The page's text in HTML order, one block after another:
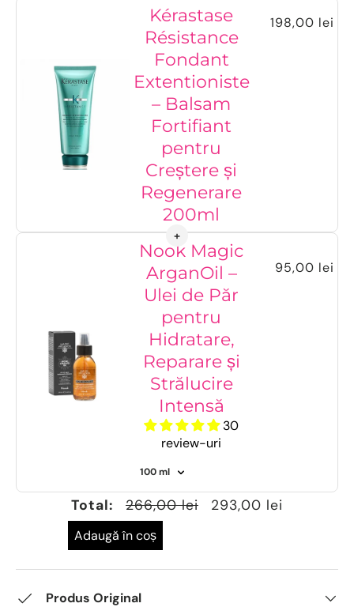
Kérastase
Résistance
Fondant
Extentioniste
– Balsam
Fortifiant
pentru
Creștere și
Regenerare
200ml
198,00 lei
Nook Magic
ArganOil –
Ulei de Păr
pentru
Hidratare,
Reparare și
Strălucire
Intensă
30
review-uri
95,00 lei
Total: 266,00 lei 293,00 lei
Adaugă în coș
Produs Original